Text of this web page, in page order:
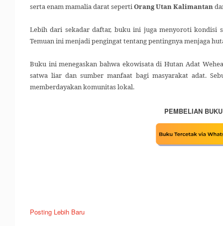
serta enam mamalia darat sepertiOrang Utan Kalimantan
Lebih dari sekadar daftar, buku ini juga menyoroti kondisi
Temuan ini menjadi pengingat tentang pentingnya menjaga
Buku ini menegaskan bahwa ekowisata di Hutan Adat
satwa liar dan sumber manfaat bagi masyarakat adat.
memberdayakan komunitas lokal.
PEMBELIAN
Posting Lebih Baru